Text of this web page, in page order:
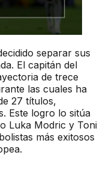
separar sus
El capitán del
de trece
las cuales ha
27 títulos,
Este logro lo sitúa
Luka Modric y Toni
más exitosos